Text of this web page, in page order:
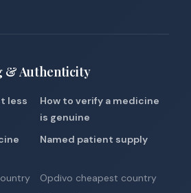
& Authenticity
less
How to verify a medicine
is genuine
Named patient supply
Opdivo cheapest country